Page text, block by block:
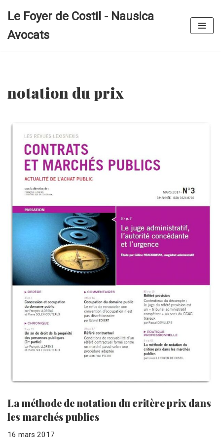
au
Le Foyer de Costil - Nausica
Avocats
notation du prix
La méthode de notation du critère prix dans
les marchés publics
16 mars 2017